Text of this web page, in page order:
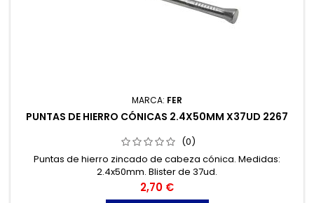
MARCA: FER
PUNTAS DE HIERRO CÓNICAS 2.4X50MM X37UD 2267
(0)
Puntas de hierro zincado de cabeza cónica. Medidas:
2.4x50mm. Blister de 37ud.
Precio
2,70 €